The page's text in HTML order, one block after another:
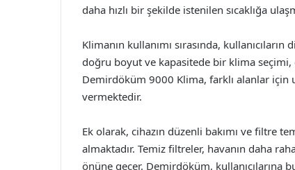
daha hızlı bir şekilde istenilen sıcaklığa
Klimanın kullanımı sırasında,
doğru boyut ve kapasitede bir klima
Demirdöküm 9000 Klima, farklı alanlar
vermektedir.
Ek olarak, cihazın düzenli bakımı ve filtre
almaktadır. Temiz filtreler, havanın daha
önüne geçer. Demirdöküm, kullanıcılarına